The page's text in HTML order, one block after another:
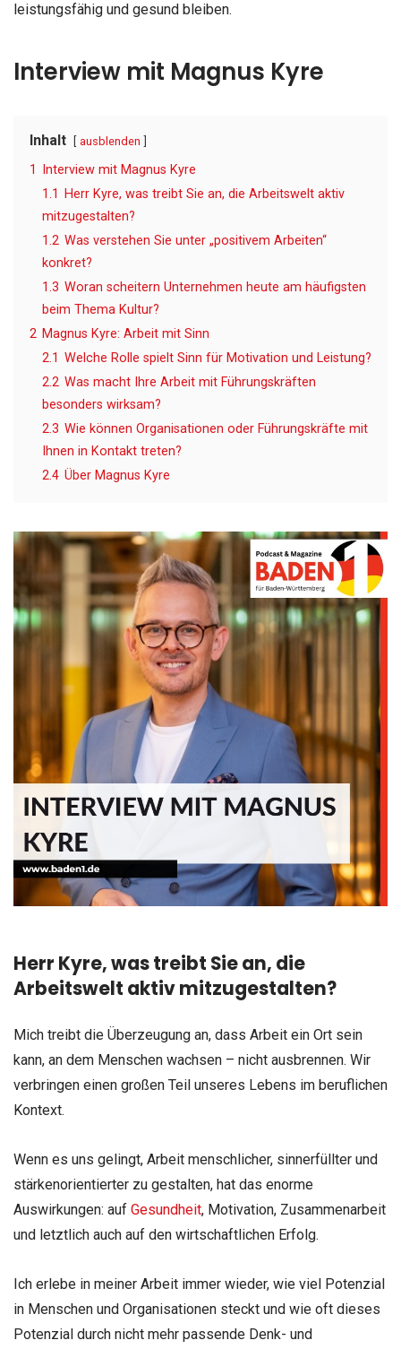
leistungsfähig und gesund bleiben.
Interview mit Magnus Kyre
Inhalt ausblenden
1
Interview mit Magnus Kyre
1.1
Herr Kyre, was treibt Sie an, die Arbeitswelt aktiv
mitzugestalten?
1.2 Was verstehen Sie unter „positivem Arbeiten“
konkret?
1.3 Woran scheitern Unternehmen heute am häufigsten
beim Thema Kultur?
2 Magnus Kyre: Arbeit mit Sinn
2.1 Welche Rolle spielt Sinn für Motivation und Leistung?
2.2 Was macht Ihre Arbeit mit Führungskräften
besonders wirksam?
2.3 Wie können Organisationen oder Führungskräfte mit
Ihnen in Kontakt treten?
2.4 Über Magnus Kyre
Herr Kyre, was treibt Sie an, die
Arbeitswelt aktiv mitzugestalten?
Mich treibt die Überzeugung an, dass Arbeit ein Ort sein
kann, an dem Menschen wachsen – nicht ausbrennen. Wir
verbringen einen großen Teil unseres Lebens im beruflichen
Kontext.
Wenn es uns gelingt, Arbeit menschlicher, sinnerfüllter und
stärkenorientierter zu gestalten, hat das enorme
Auswirkungen: auf Gesundheit, Motivation, Zusammenarbeit
und letztlich auch auf den wirtschaftlichen Erfolg.
Ich erlebe in meiner Arbeit immer wieder, wie viel Potenzial
in Menschen und Organisationen steckt und wie oft dieses
Potenzial durch nicht mehr passende Denk- und